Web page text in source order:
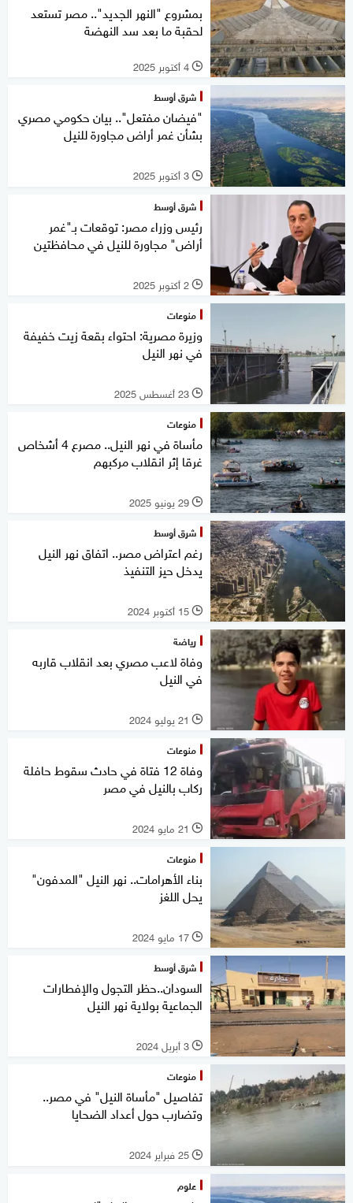
بمشروع "النهر الجديد".. مصر تستعد
لحقبة ما بعد سد النهضة
l 4 أكتوبر 2025
شرق أوسط
"فيضان مفتعل".. بيان حكومي مصري
بشأن غمر أراض مجاورة للنيل
l 3 أكتوبر 2025
شرق أوسط
رئيس وزراء مصر: توقعات بـ"غمر
أراض" مجاورة للنيل في محافظتين
l 2 أكتوبر 2025
منوعات
وزيرة مصرية: احتواء بقعة زيت خفيفة
في نهر النيل
l 23 أغسطس 2025
منوعات
مأساة في نهر النيل.. مصرع 4 أشخاص
غرقا إثر انقلاب مركبهم
l 29 يونيو 2025
شرق أوسط
رغم اعتراض مصر.. اتفاق نهر النيل
يدخل حيز التنفيذ
l 15 أكتوبر 2024
رياضة
وفاة لاعب مصري بعد انقلاب قاربه
في النيل
l 21 يوليو 2024
منوعات
وفاة 12 فتاة في حادث سقوط حافلة
ركاب بالنيل في مصر
l 21 مايو 2024
منوعات
بناء الأهرامات.. نهر النيل "المدفون"
يحل اللغز
l 17 مايو 2024
شرق أوسط
السودان..حظر التجول والإفطارات
الجماعية بولاية نهر النيل
l 3 أبريل 2024
منوعات
تفاصيل "مأساة النيل" في مصر..
وتضارب حول أعداد الضحايا
l 25 فبراير 2024
علوم